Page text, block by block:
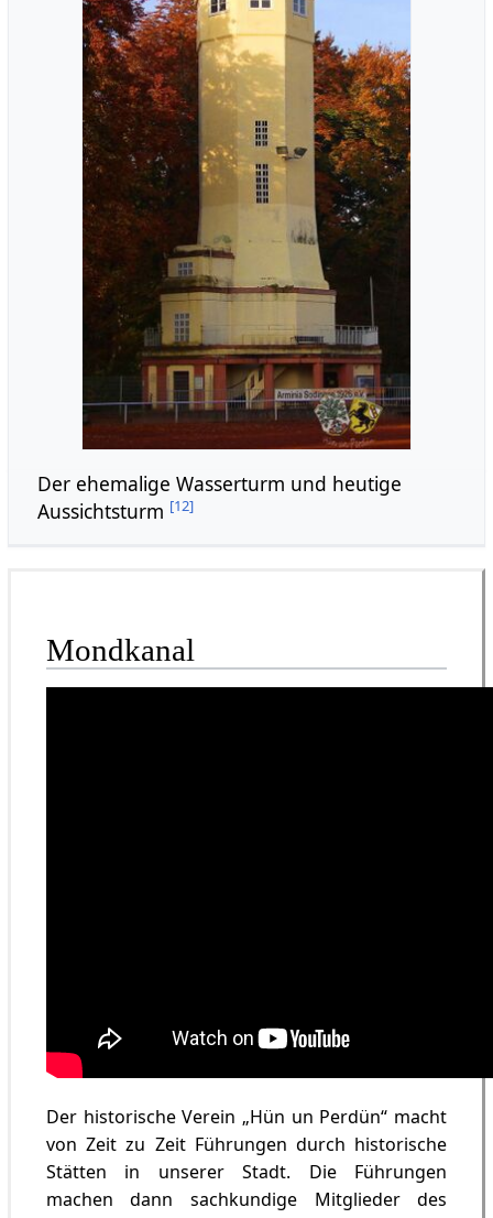
Der ehemalige Wasserturm und heutige
Aussichtsturm [12]
Mondkanal
Der historische Verein „Hün un Perdün“ macht
von Zeit zu Zeit Führungen durch historische
Stätten in unserer Stadt. Die Führungen
machen dann sachkundige Mitglieder des